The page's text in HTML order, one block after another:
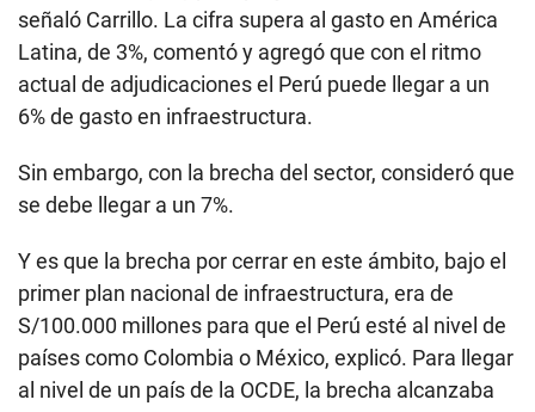
señaló Carrillo. La cifra supera al gasto en América
Latina, de 3%, comentó y agregó que con el ritmo
actual de adjudicaciones el Perú puede llegar a un
6% de gasto en infraestructura.
Sin embargo, con la brecha del sector, consideró que
se debe llegar a un 7%.
Y es que la brecha por cerrar en este ámbito, bajo el
primer plan nacional de infraestructura, era de
S/100.000 millones para que el Perú esté al nivel de
países como Colombia o México, explicó. Para llegar
al nivel de un país de la OCDE, la brecha alcanzaba